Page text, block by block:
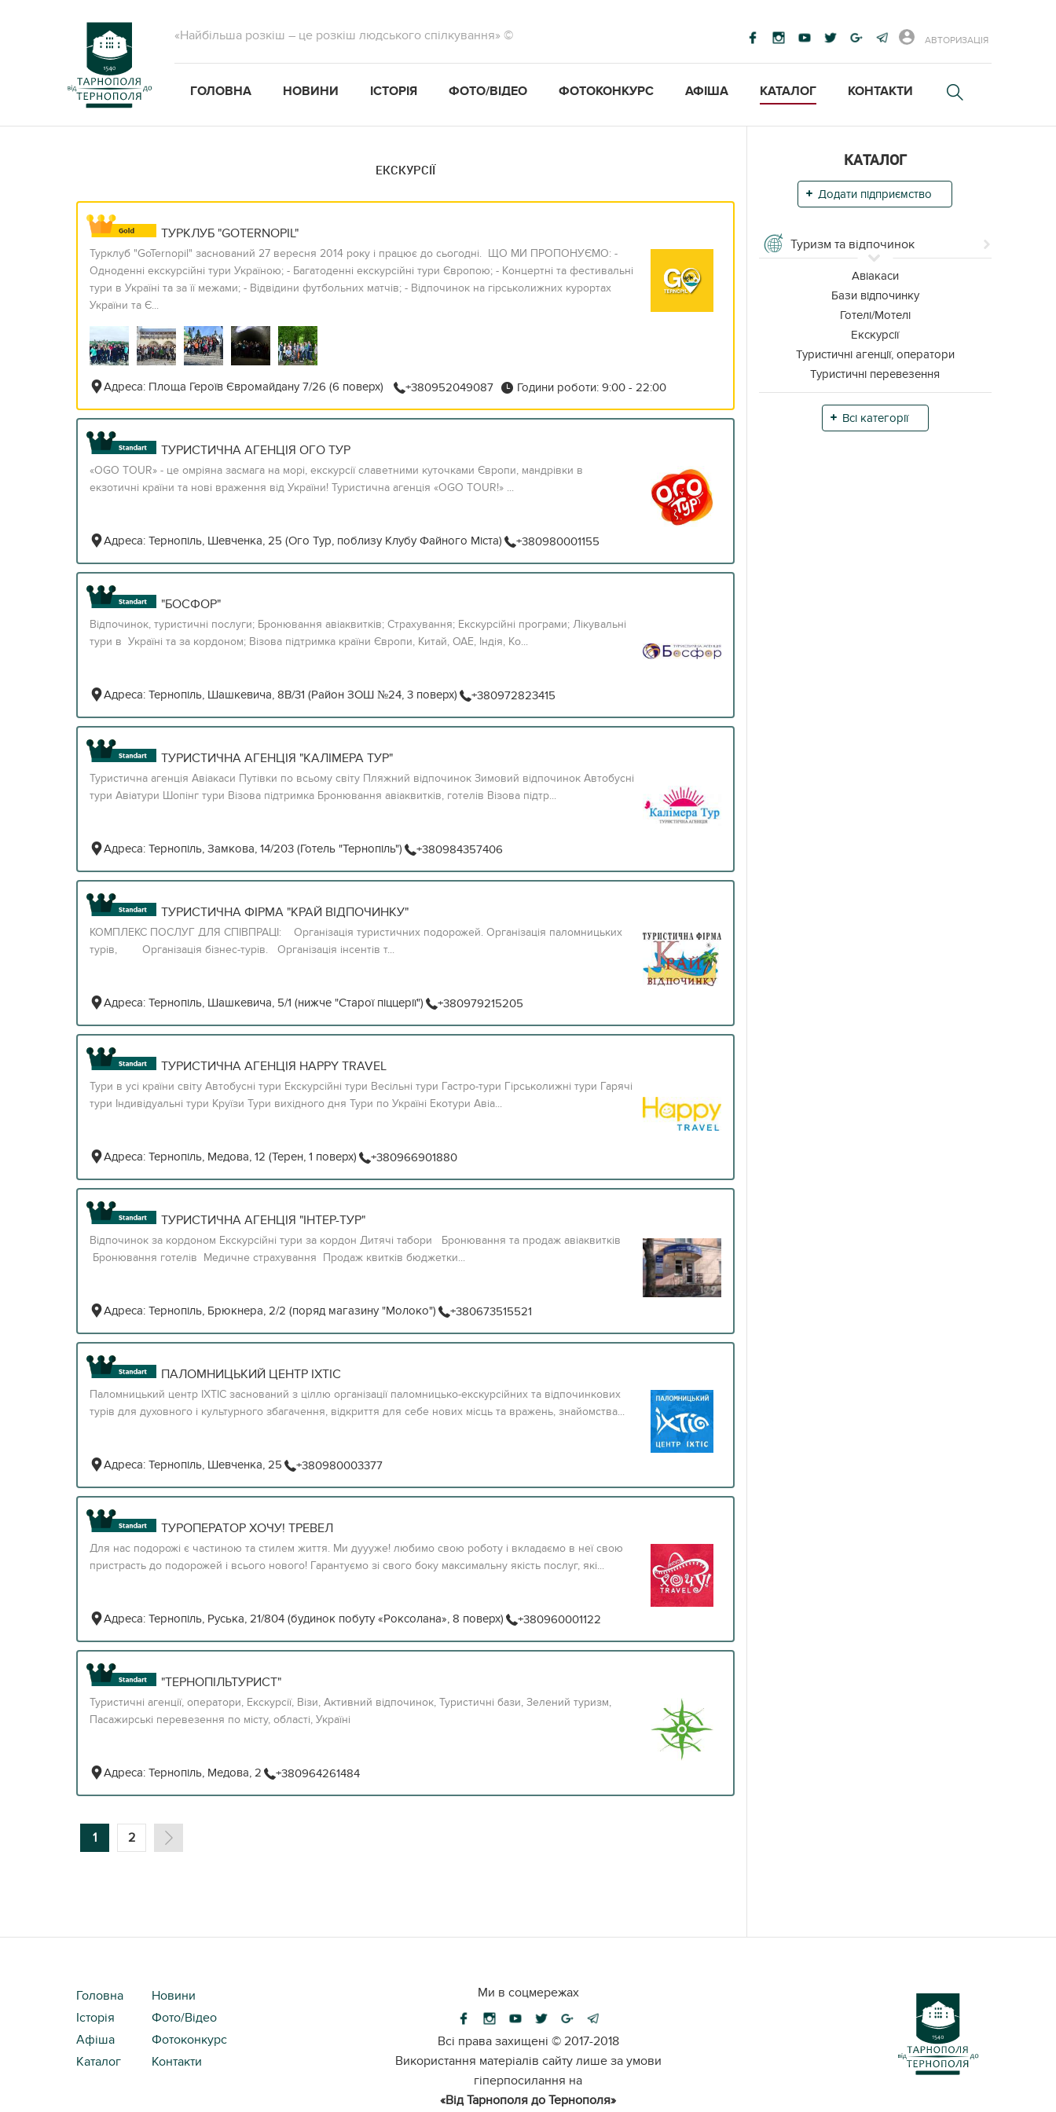
«Найбільша розкіш – це розкіш людського спілкування» © АВТОРИЗАЦІЯ
ГОЛОВНА НОВИНИ ІСТОРІЯ ФОТО/ВІДЕО ФОТОКОНКУРС АФІША КАТАЛОГ КОНТАКТИ
ЕКСКУРСІЇ
ТУРКЛУБ "GOTERNOPIL"
Турклуб "GoTernopil" заснований 27 вересня 2014 року і працює до сьогодні. ЩО МИ ПРОПОНУЄМО: -
Одноденні екскурсійні тури Україною; - Багатоденні екскурсійні тури Європою; - Концертні та фестивальні
тури в Україні та за її межами; - Відвідини футбольних матчів; - Відпочинок на гірськолижних курортах
України та Є...
Адреса: Площа Героїв Євромайдану 7/26 (6 поверх) +380952049087 Години роботи: 9:00 - 22:00
ТУРИСТИЧНА АГЕНЦІЯ ОГО ТУР
«OGO TOUR» - це омріяна засмага на морі, екскурсії славетними куточками Європи, мандрівки в
екзотичні країни та нові враження від України! Туристична агенція «ОGО TOUR!» ...
Адреса: Тернопіль, Шевченка, 25 (Ого Тур, поблизу Клубу Файного Міста) +380980001155
"БОСФОР"
Відпочинок, туристичні послуги; Бронювання авіаквитків; Страхування; Екскурсійні програми; Лікувальні
тури в Україні та за кордоном; Візова підтримка країни Європи, Китай, ОАЕ, Індія, Ко...
Адреса: Тернопіль, Шашкевича, 8В/31 (Район ЗОШ №24, 3 поверх) +380972823415
ТУРИСТИЧНА АГЕНЦІЯ "КАЛІМЕРА ТУР"
Туристична агенція Авіакаси Путівки по всьому світу Пляжний відпочинок Зимовий відпочинок Автобусні
тури Авіатури Шопінг тури Візова підтримка Бронювання авіаквитків, готелів Візова підтр...
Адреса: Тернопіль, Замкова, 14/203 (Готель "Тернопіль") +380984357406
ТУРИСТИЧНА ФІРМА "КРАЙ ВІДПОЧИНКУ"
КОМПЛЕКС ПОСЛУГ ДЛЯ СПІВПРАЦІ: Організація туристичних подорожей. Організація паломницьких
турів, Організація бізнес-турів. Організація інсентів т...
Адреса: Тернопіль, Шашкевича, 5/1 (нижче "Старої піццерії") +380979215205
ТУРИСТИЧНА АГЕНЦІЯ HAPPY TRAVEL
Тури в усі країни світу Автобусні тури Екскурсійні тури Весільні тури Гастро-тури Гірськолижні тури Гарячі
тури Індивідуальні тури Круїзи Тури вихідного дня Тури по Україні Екотури Авіа...
Адреса: Тернопіль, Медова, 12 (Терен, 1 поверх) +380966901880
ТУРИСТИЧНА АГЕНЦІЯ "ІНТЕР-ТУР"
Відпочинок за кордоном Екскурсійні тури за кордон Дитячі табори Бронювання та продаж авіаквитків
Бронювання готелів Медичне страхування Продаж квитків бюджетки...
Адреса: Тернопіль, Брюкнера, 2/2 (поряд магазину "Молоко") +380673515521
ПАЛОМНИЦЬКИЙ ЦЕНТР ІХТІС
Паломницький центр ІХТІС заснований з ціллю організації паломницько-екскурсійних та відпочинкових
турів для духовного і культурного збагачення, відкриття для себе нових місць та вражень, знайомства...
Адреса: Тернопіль, Шевченка, 25 +380980003377
ТУРОПЕРАТОР ХОЧУ! ТРЕВЕЛ
Для нас подорожі є частиною та стилем життя. Ми дуууже! любимо свою роботу і вкладаємо в неї свою
пристрасть до подорожей і всього нового! Гарантуємо зі свого боку максимальну якість послуг, які...
Адреса: Тернопіль, Руська, 21/804 (будинок побуту «Роксолана», 8 поверх) +380960001122
"ТЕРНОПІЛЬТУРИСТ"
Туристичні агенції, оператори, Екскурсії, Візи, Активний відпочинок, Туристичні бази, Зелений туризм,
Пасажирські перевезення по місту, області, Україні
Адреса: Тернопіль, Медова, 2 +380964261484
1 2
КАТАЛОГ
Додати підприємство
Туризм та відпочинок
Авіакаси
Бази відпочинку
Готелі/Мотелі
Екскурсії
Туристичні агенції, оператори
Туристичні перевезення
Всі категорії
Головна
Новини
Історія
Фото/Відео
Афіша
Фотоконкурс
Каталог
Контакти
Ми в соцмережах
Всі права захищені © 2017-2018
Використання матеріалів сайту лише за умови
гіперпосилання на
«Від Тарнополя до Тернополя»